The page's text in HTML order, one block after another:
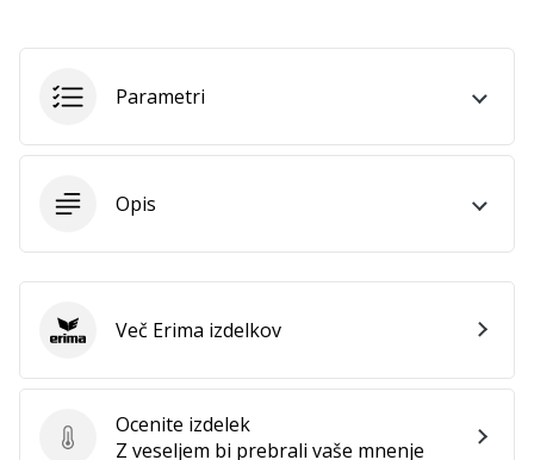
Parametri
Opis
Ocenite izdelek
Ocenite izdelek
Z veseljem bi prebrali vaše mnenje
Erima Več Erima izdelkov